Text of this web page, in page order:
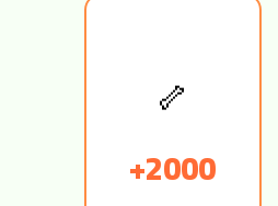
🦴
2000+